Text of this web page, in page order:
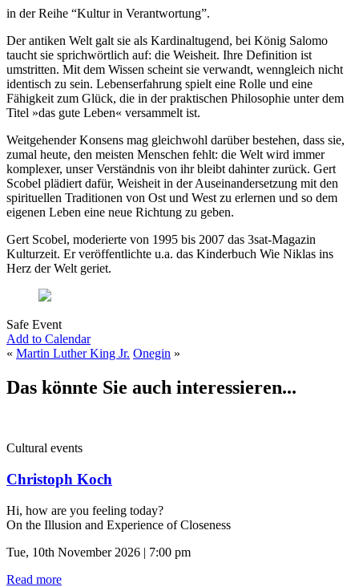
in der Reihe “Kultur in Verantwortung”.
Der antiken Welt galt sie als Kardinaltugend, bei König Salomo
taucht sie sprichwörtlich auf: die Weisheit. Ihre Definition ist
umstritten. Mit dem Wissen scheint sie verwandt, wenngleich nicht
identisch zu sein. Lebenserfahrung spielt eine Rolle und eine
Fähigkeit zum Glück, die in der praktischen Philosophie unter dem
Titel »das gute Leben« versammelt ist.
Weitgehender Konsens mag gleichwohl darüber bestehen, dass sie,
zumal heute, den meisten Menschen fehlt: die Welt wird immer
komplexer, unser Verständnis von ihr bleibt dahinter zurück. Gert
Scobel plädiert dafür, Weisheit in der Auseinandersetzung mit den
spirituellen Traditionen von Ost und West zu erlernen und so dem
eigenen Leben eine neue Richtung zu geben.
Gert Scobel, moderierte von 1995 bis 2007 das 3sat-Magazin
Kulturzeit. Er veröffentlichte u.a. das Kinderbuch Wie Niklas ins
Herz der Welt geriet.
Safe Event
Add to Calendar
« Martin Luther King Jr. Onegin »
Das könnte Sie auch interessieren...
Cultural events
Christoph Koch
Hi, how are you feeling today?
On the Illusion and Experience of Closeness
Tue, 10th November 2026 | 7:00 pm
Read more